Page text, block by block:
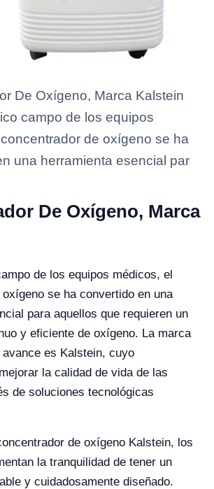
De Oxígeno, Marca Kalstein
campo de los equipos
de oxígeno se ha
una herramienta esencial par
De Oxígeno, Marca
de los equipos médicos, el
se ha convertido en una
para aquellos que requieren un
y eficiente de oxígeno. La marca
es Kalstein, cuyo
la calidad de vida de las
de soluciones tecnológicas
de oxígeno Kalstein, los
la tranquilidad de tener un
y cuidadosamente diseñado.